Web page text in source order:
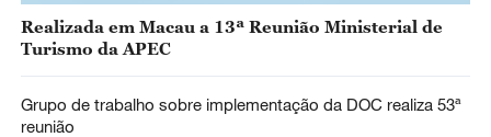
Realizada em Macau a 13ª Reunião Ministerial de
Turismo da APEC
Grupo de trabalho sobre implementação da DOC realiza 53ª
reunião